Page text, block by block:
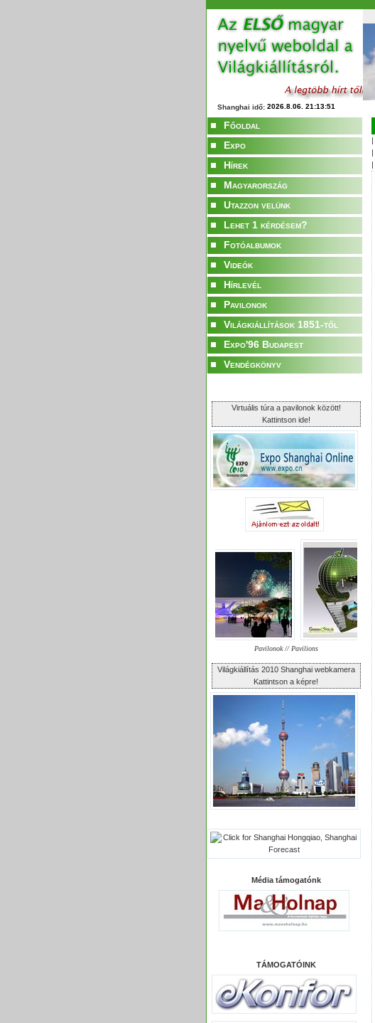
Shanghai idő:
Főoldal
Expo
Hírek
Magyarország
Utazzon velünk
Lehet 1 kérdésem?
Fotóalbumok
Videók
Hírlevél
Pavilonok
Világkiállítások 1851-től
Expo'96 Budapest
Vendégkönyv
Virtuális túra a pavilonok között!
Kattintson ide!
Pavilonok // Pavilions
Világkiállítás 2010 Shanghai webkamera
Kattintson a képre!
Média támogatónk
TÁMOGATÓINK
|
|
|